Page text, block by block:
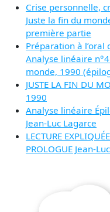
Crise personnelle,
Juste la fin du
première partie
Préparation à
Analyse linéaire
monde, 1990
JUSTE LA FIN DU
1990
Analyse linéaire
Jean-Luc Lagarce
LECTURE
PROLOGUE Jean-